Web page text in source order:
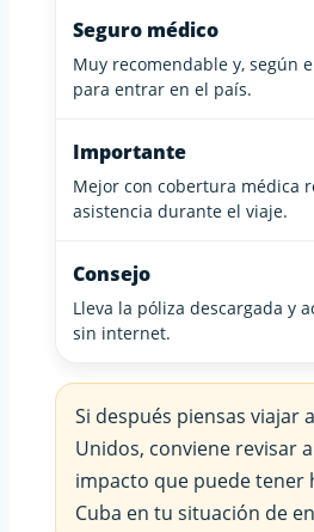
Seguro médico
Muy recomendable y, según
para entrar en el país.
Importante
Mejor con cobertura médica
asistencia durante el viaje.
Consejo
Lleva la póliza descargada y
sin internet.
Si después piensas viajar
Unidos, conviene revisar
impacto que puede tener
Cuba en tu situación de